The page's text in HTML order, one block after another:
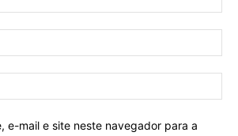
e-mail e site neste navegador para a